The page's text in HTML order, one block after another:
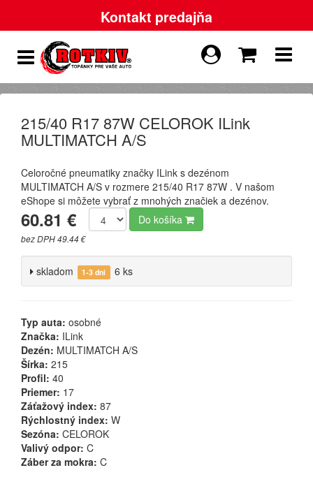
Kontakt predajňa
215/40 R17 87W CELOROK ILink
MULTIMATCH A/S
Celoročné pneumatiky značky ILink s dezénom
MULTIMATCH A/S v rozmere 215/40 R17 87W . V našom
eShope si môžete vybrať z mnohých značiek a dezénov.
60.81 €
bez DPH 49.44 €
Do košíka
skladom 1-3 dni 6 ks
Typ auta: osobné
Značka: ILink
Dezén: MULTIMATCH A/S
Šírka: 215
Profil: 40
Priemer: 17
Záťažový index: 87
Rýchlostný index: W
Sezóna: CELOROK
Valivý odpor: C
Záber za mokra: C